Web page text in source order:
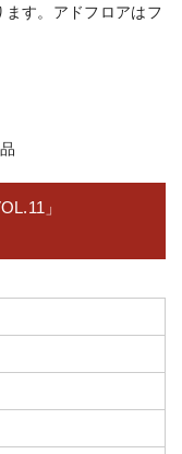
ます。アドフロアはフ
」